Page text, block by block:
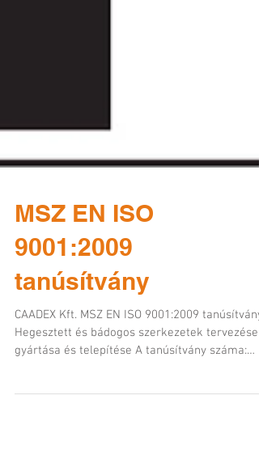
MSZ EN ISO
9001:2009
tanúsítvány
CAADEX Kft. MSZ EN ISO 9001:2009
gyártása és telepítése A tanúsítvány száma: